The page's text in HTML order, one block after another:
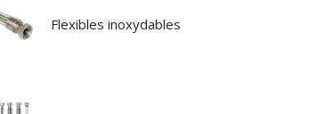
Flexibles inoxydables